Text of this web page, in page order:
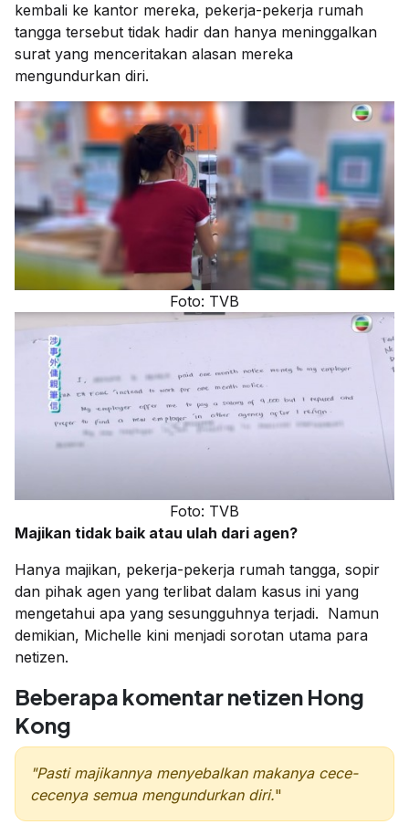
kembali ke kantor mereka, pekerja-pekerja rumah
tangga tersebut tidak hadir dan hanya meninggalkan
surat yang menceritakan alasan mereka
mengundurkan diri.
Foto: TVB
Foto: TVB
Majikan tidak baik atau ulah dari agen?
Hanya majikan, pekerja-pekerja rumah tangga, sopir
dan pihak agen yang terlibat dalam kasus ini yang
mengetahui apa yang sesungguhnya terjadi. Namun
demikian, Michelle kini menjadi sorotan utama para
netizen.
Beberapa komentar netizen Hong
Kong
"Pasti majikannya menyebalkan makanya cece-
cecenya semua mengundurkan diri."